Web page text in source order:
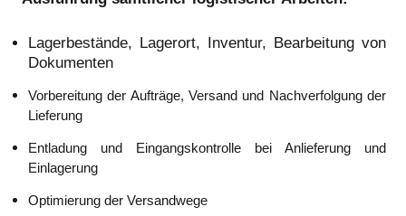
Lagerbestände, Lagerort, Inventur, Bearbeitung von
Dokumenten
Vorbereitung der Aufträge, Versand und Nachverfolgung der
Lieferung
Entladung und Eingangskontrolle bei Anlieferung und
Einlagerung
Optimierung der Versandwege